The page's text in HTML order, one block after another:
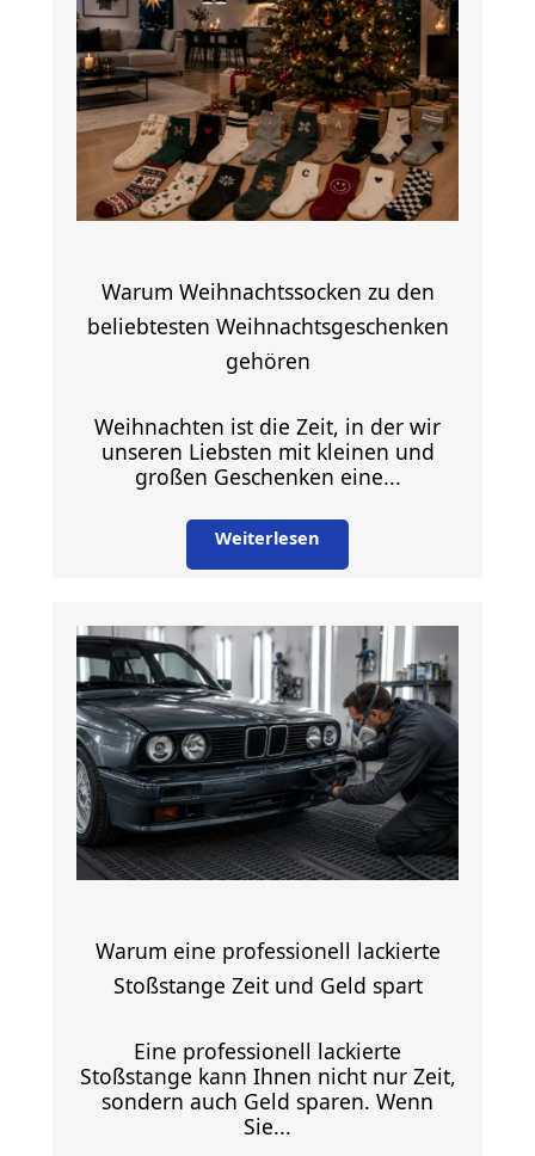
Warum Weihnachtssocken zu den
beliebtesten Weihnachtsgeschenken
gehören
Weihnachten ist die Zeit, in der wir
unseren Liebsten mit kleinen und
großen Geschenken eine...
Weiterlesen
Warum eine professionell lackierte
Stoßstange Zeit und Geld spart
Eine professionell lackierte
Stoßstange kann Ihnen nicht nur Zeit,
sondern auch Geld sparen. Wenn
Sie...